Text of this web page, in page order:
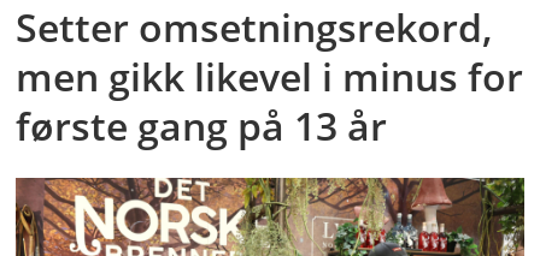
Setter omsetningsrekord,
men gikk likevel i minus for
første gang på 13 år